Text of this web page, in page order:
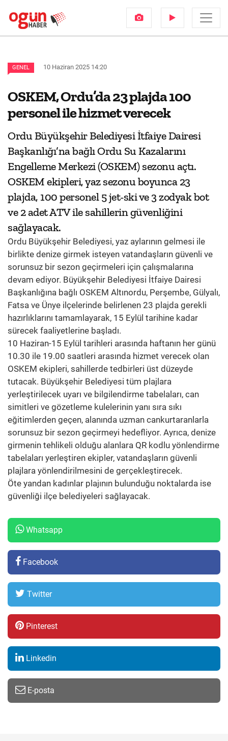
GENEL 10 Haziran 2025 14:20
OSKEM, Ordu’da 23 plajda 100
personel ile hizmet verecek
Ordu Büyükşehir Belediyesi İtfaiye Dairesi
Başkanlığı’na bağlı Ordu Su Kazalarını
Engelleme Merkezi (OSKEM) sezonu açtı.
OSKEM ekipleri, yaz sezonu boyunca 23
plajda, 100 personel 5 jet-ski ve 3 zodyak bot
ve 2 adet ATV ile sahillerin güvenliğini
sağlayacak.
Ordu Büyükşehir Belediyesi, yaz aylarının gelmesi ile
birlikte denize girmek isteyen vatandaşların güvenli ve
sorunsuz bir sezon geçirmeleri için çalışmalarına
devam ediyor. Büyükşehir Belediyesi İtfaiye Dairesi
Başkanlığına bağlı OSKEM Altınordu, Perşembe, Gülyalı,
Fatsa ve Ünye ilçelerinde belirlenen 23 plajda gerekli
hazırlıklarını tamamlayarak, 15 Eylül tarihine kadar
sürecek faaliyetlerine başladı.
10 Haziran-15 Eylül tarihleri arasında haftanın her günü
10.30 ile 19.00 saatleri arasında hizmet verecek olan
OSKEM ekipleri, sahillerde tedbirleri üst düzeyde
tutacak. Büyükşehir Belediyesi tüm plajlara
yerleştirilecek uyarı ve bilgilendirme tabelaları, can
simitleri ve gözetleme kulelerinin yanı sıra sıkı
eğitimlerden geçen, alanında uzman cankurtaranlarla
sorunsuz bir sezon geçirmeyi hedefliyor. Ayrıca, denize
girmenin tehlikeli olduğu alanlara QR kodlu yönlendirme
tabelaları yerleştiren ekipler, vatandaşların güvenli
plajlara yönlendirilmesini de gerçekleştirecek.
Öte yandan kadınlar plajının bulunduğu noktalarda ise
güvenliği ilçe belediyeleri sağlayacak.
Whatsapp
Facebook
Twitter
Pinterest
Linkedin
E-posta